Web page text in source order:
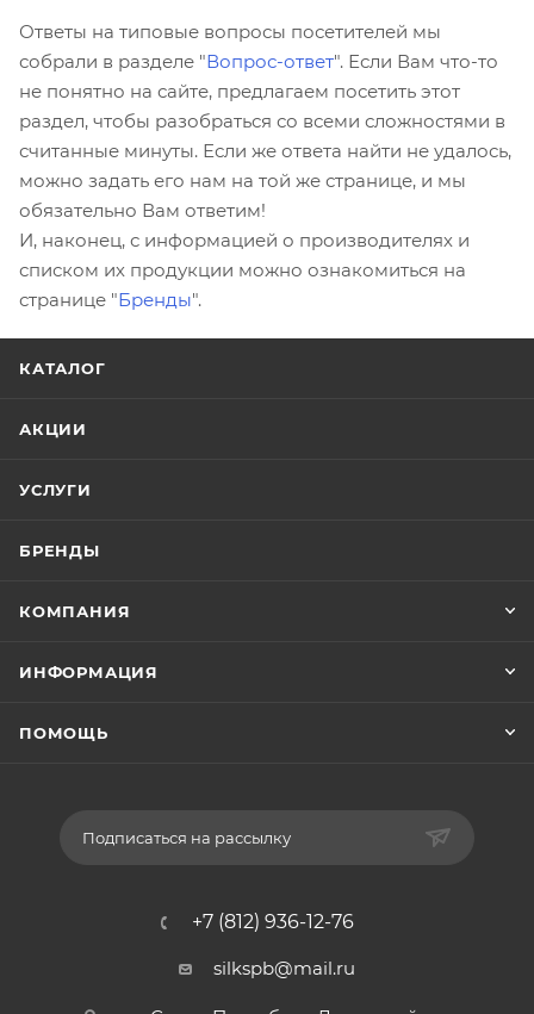
Ответы на типовые вопросы посетителей мы
собрали в разделе "Вопрос-ответ". Если Вам что-то
не понятно на сайте, предлагаем посетить этот
раздел, чтобы разобраться со всеми сложностями в
считанные минуты. Если же ответа найти не удалось,
можно задать его нам на той же странице, и мы
обязательно Вам ответим!
И, наконец, с информацией о производителях и
списком их продукции можно ознакомиться на
странице "Бренды".
КАТАЛОГ
АКЦИИ
УСЛУГИ
БРЕНДЫ
КОМПАНИЯ
ИНФОРМАЦИЯ
ПОМОЩЬ
Подписаться на рассылку
+7 (812) 936-12-76
silkspb@mail.ru